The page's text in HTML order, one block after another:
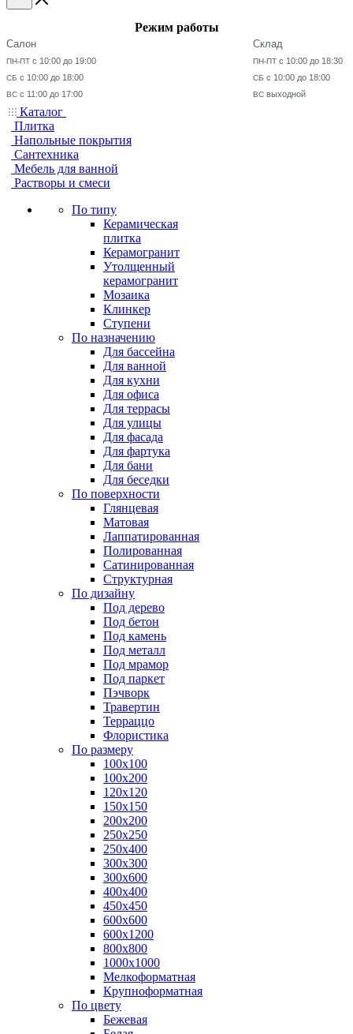
Режим работы
Салон
ПН-ПТ с 10:00 до 19:00
СБ с 10:00 до 18:00
ВС с 11:00 до 17:00
Склад
ПН-ПТ с 10:00 до 18:30
СБ с 10:00 до 18:00
ВС выходной
Каталог
Плитка
Напольные покрытия
Сантехника
Мебель для ванной
Растворы и смеси
По типу
Керамическая
плитка
Керамогранит
Утолщенный
керамогранит
Мозаика
Клинкер
Ступени
По назначению
Для бассейна
Для ванной
Для кухни
Для офиса
Для террасы
Для улицы
Для фасада
Для фартука
Для бани
Для беседки
По поверхности
Глянцевая
Матовая
Лаппатированная
Полированная
Сатинированная
Структурная
По дизайну
Под дерево
Под бетон
Под камень
Под металл
Под мрамор
Под паркет
Пэчворк
Травертин
Терраццо
Флористика
По размеру
100х100
100х200
120х120
150х150
200х200
250х250
250х400
300х300
300х600
400х400
450х450
600х600
600х1200
800х800
1000х1000
Мелкоформатная
Крупноформатная
По цвету
Бежевая